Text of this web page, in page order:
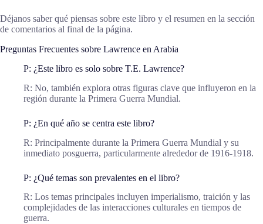
Déjanos saber qué piensas sobre este libro y el resumen en la sección
de comentarios al final de la página.
Preguntas Frecuentes sobre Lawrence en Arabia
P: ¿Este libro es solo sobre T.E. Lawrence?
R: No, también explora otras figuras clave que influyeron en la
región durante la Primera Guerra Mundial.
P: ¿En qué año se centra este libro?
R: Principalmente durante la Primera Guerra Mundial y su
inmediato posguerra, particularmente alrededor de 1916-1918.
P: ¿Qué temas son prevalentes en el libro?
R: Los temas principales incluyen imperialismo, traición y las
complejidades de las interacciones culturales en tiempos de
guerra.